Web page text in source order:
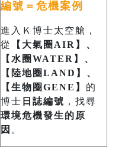
編號＝危機案例
進入Ｋ博士太空艙，
從
【大氣圈AIR】、
【水圈WATER】、
【陸地圈LAND】、
【生物圈GENE】 的
博士 日誌編號 ，找尋
環境危機發生的原
因 。